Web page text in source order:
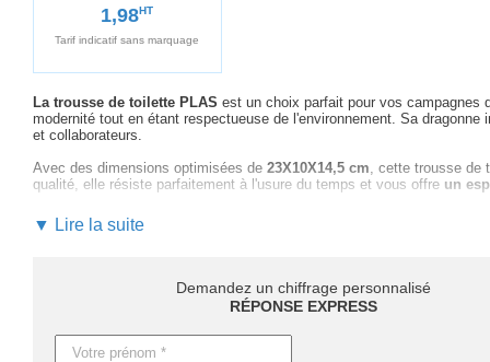
1,98HT
Tarif indicatif sans marquage
La trousse de toilette PLAS est un choix parfait pour vos campagnes
modernité tout en étant respectueuse de l'environnement. Sa
et collaborateurs.
Avec des dimensions optimisées de 23X10X14,5 cm , cette trousse
qualité, elle résiste parfaitement à l'usure du temps et vous offre un
Personnalisez votre trousse PLAS pour maximiser l'impact de votre
d'un accompagnement professionnel tout au long du processus.
Ne manquez pas l'occasion d'augmenter la visibilité de votre marque
et voyez comment cet article peut devenirun élément
En ce qui concerne les délais, ils varient en fonction de la quantité
jours pour des produits personnalisés
▼ Lire la suite
Demandez un chiffrage personnalisé
RÉPONSE EXPRESS